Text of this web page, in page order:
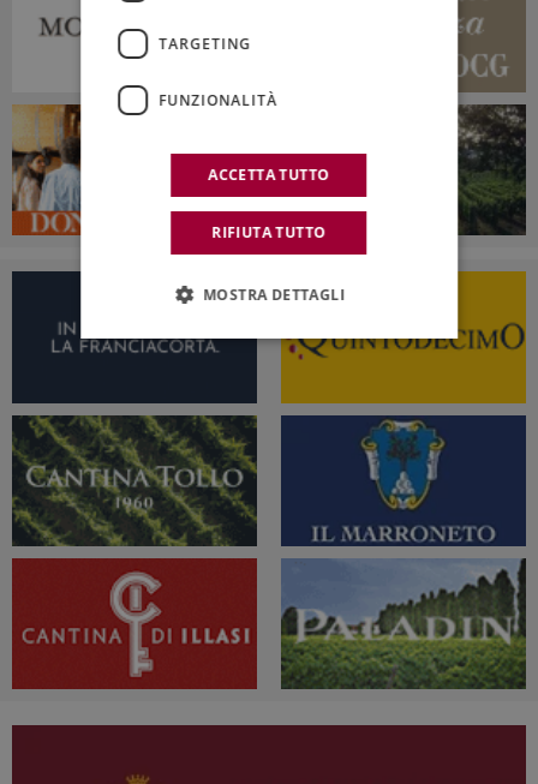
TARGETING
FUNZIONALITÀ
ACCETTA TUTTO
RIFIUTA TUTTO
MOSTRA DETTAGLI